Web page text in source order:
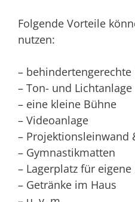
Folgende Vorteile
nutzen:
– behindertengerechte
– Ton- und Lichtanlage
– eine kleine Bühne
– Videoanlage
– Projektionsleinwand
– Gymnastikmatten
– Lagerplatz für
– Getränke im Haus